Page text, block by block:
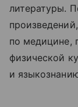
литературы.
по медицине,
физической
и